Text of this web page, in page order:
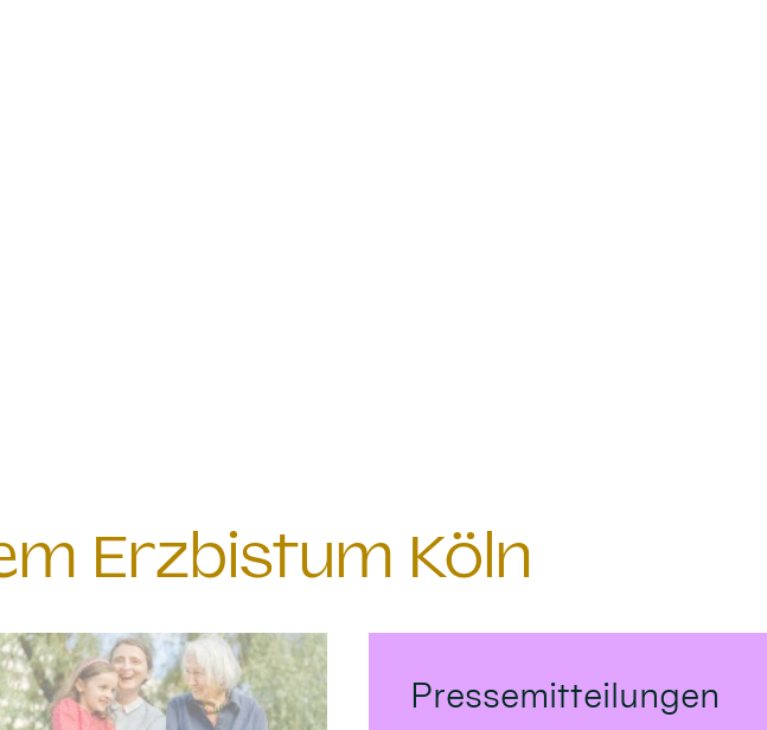
Erzbistum Köln
Pressemitteilungen